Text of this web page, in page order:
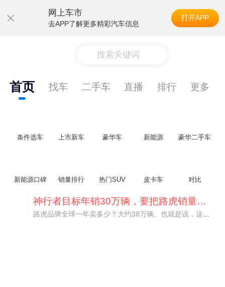
网上车市
去APP了解更多精彩汽车信息
打开APP
搜索关键词
首页 找车 二手车 直播 排行 更多
条件选车 上市新车 豪华车 新能源 豪华二手车
新能源口碑 销量排行 热门SUV 皮卡车 对比
神行者目标年销30万辆，要把路虎销量翻倍